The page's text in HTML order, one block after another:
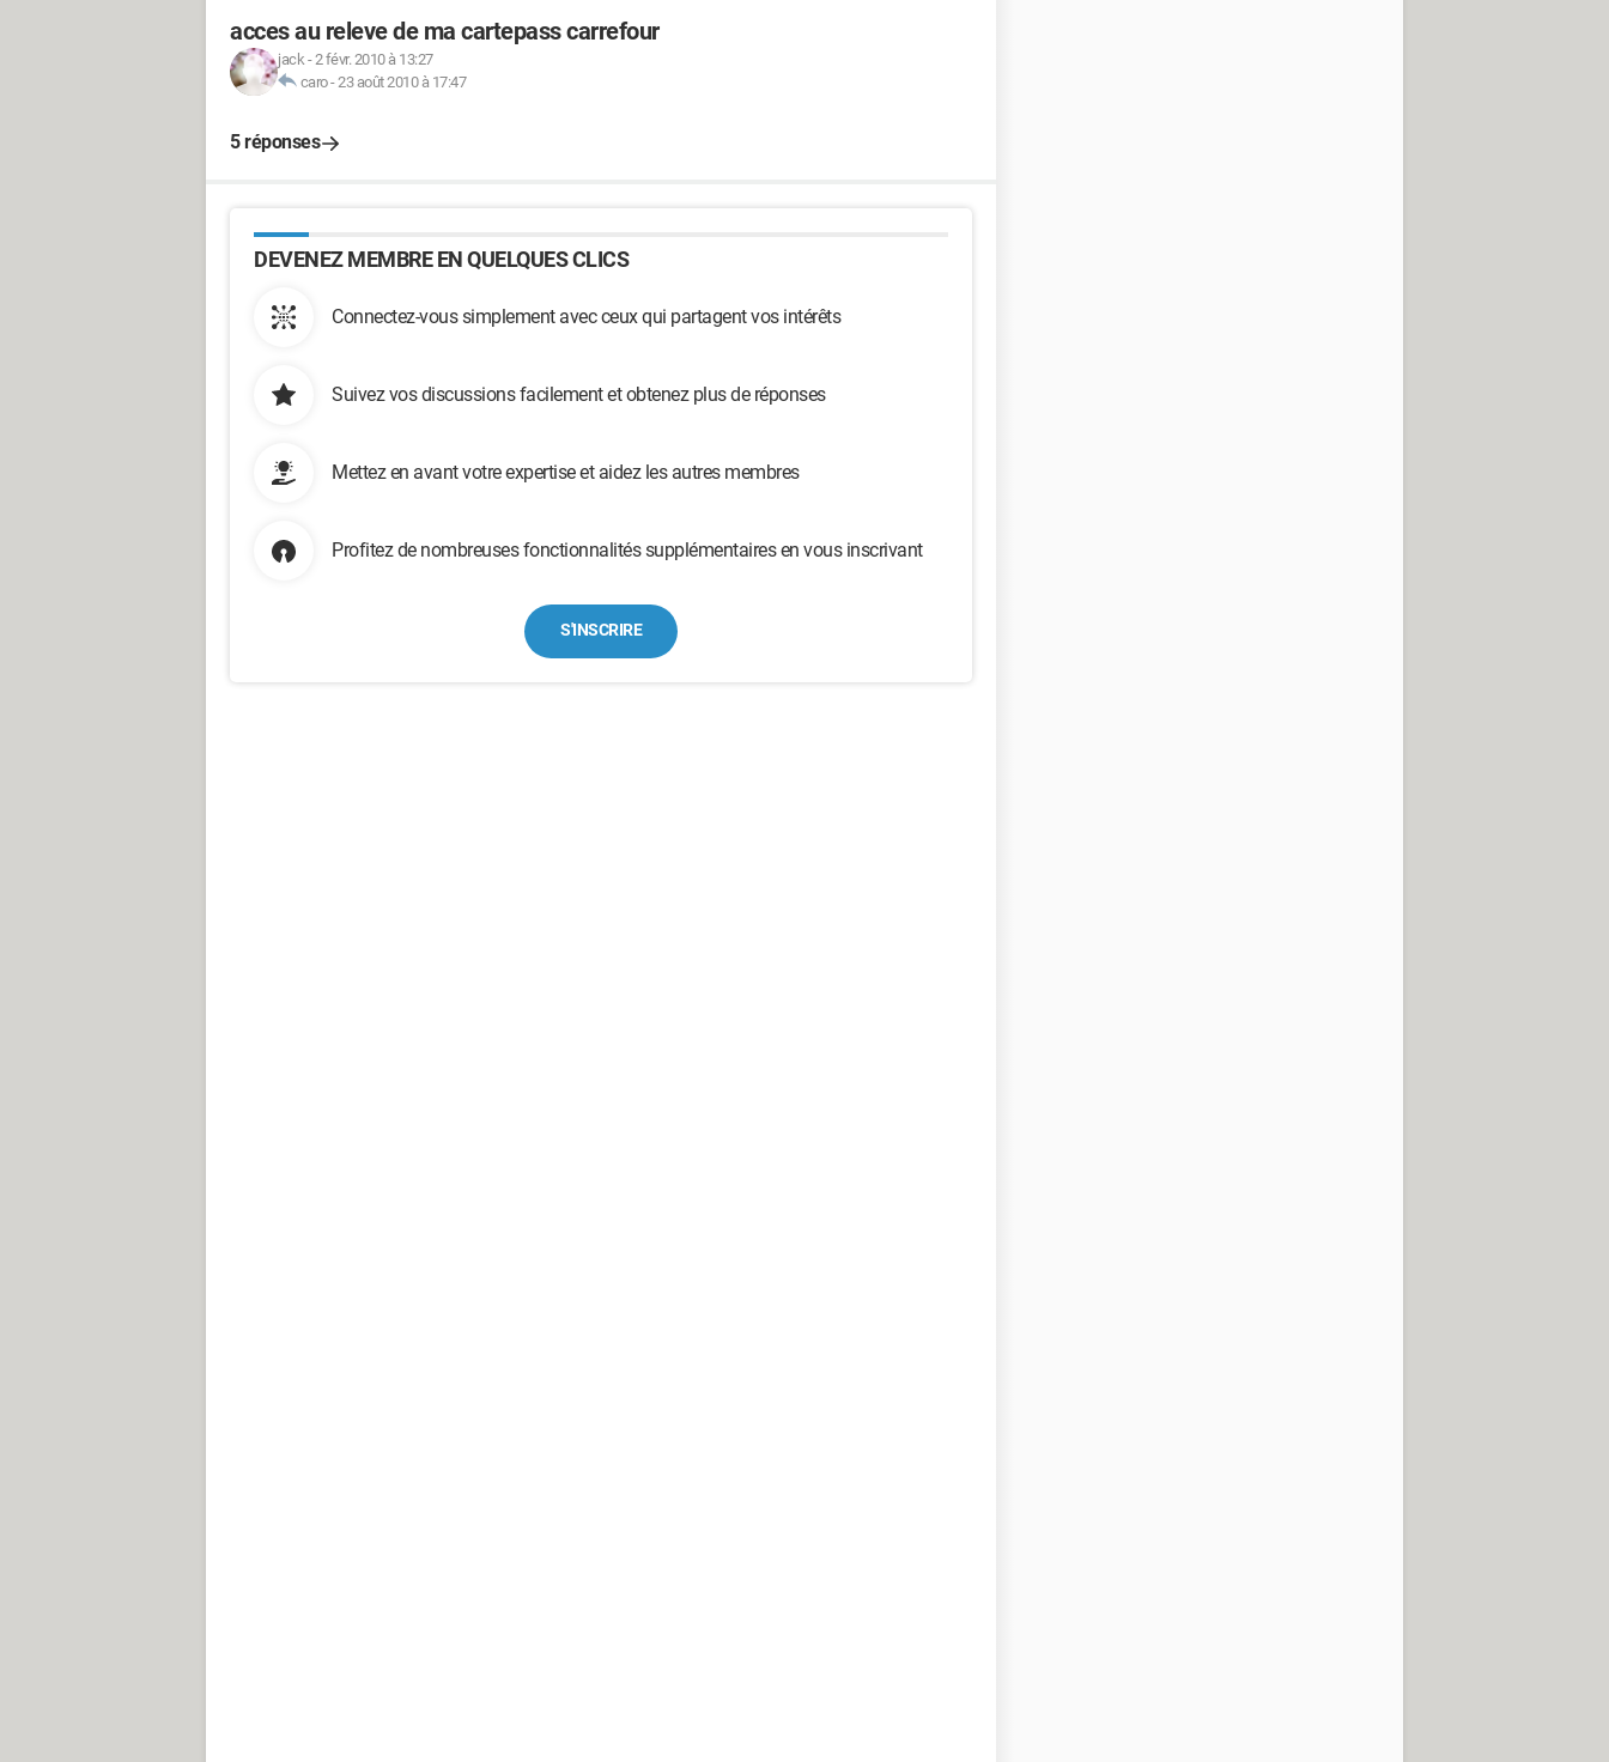
acces au releve de ma cartepass carrefour
jack-2 févr. 2010 à 13:27
caro-23 août 2010 à 17:47
5 réponses
DEVENEZ MEMBRE EN QUELQUES CLICS
Connectez-vous simplement avec ceux qui partagent vos intérêts
Suivez vos discussions facilement et obtenez plus de réponses
Mettez en avant votre expertise et aidez les autres membres
Profitez de nombreuses fonctionnalités supplémentaires en vous inscrivant
S'INSCRIRE